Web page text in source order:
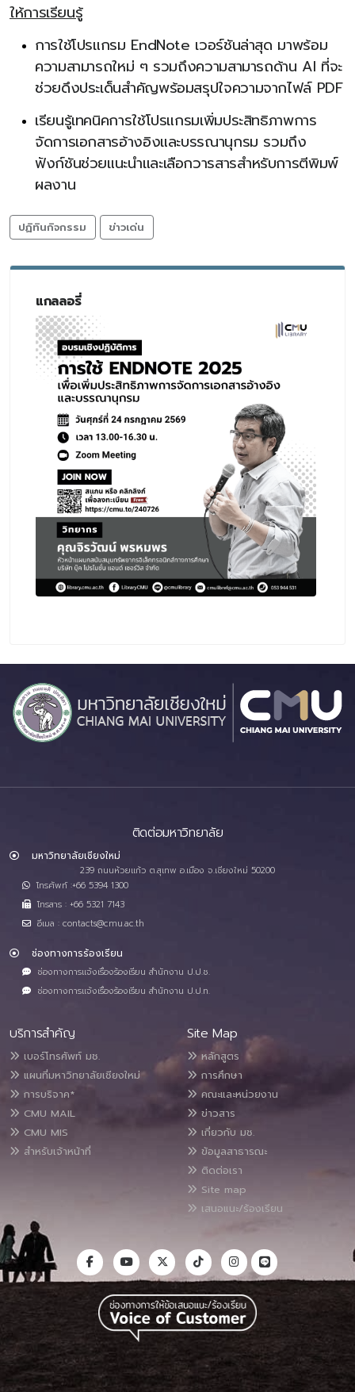
ให้การเรียนรู้
การใช้โปรแกรม EndNote เวอร์ชันล่าสุด มาพร้อม
ความสามารถใหม่ ๆ รวมถึงความสามารถด้าน AI ที่จะ
ช่วยดึงประเด็นสำคัญพร้อมสรุปใจความจากไฟล์ PDF
เรียนรู้เทคนิคการใช้โปรแกรมเพิ่มประสิทธิภาพการ
จัดการเอกสารอ้างอิงและบรรณานุกรม รวมถึง
ฟังก์ชันช่วยแนะนำและเลือกวารสารสำหรับการตีพิมพ์
ผลงาน
ปฏิทินกิจกรรม ข่าวเด่น
แกลลอรี่
ติดต่อมหาวิทยาลัย
มหาวิทยาลัยเชียงใหม่
239 ถนนห้วยแก้ว ต.สุเทพ อ.เมือง จ.เชียงใหม่ 50200
โทรศัพท์ :+66 5394 1300
โทรสาร : +66 5321 7143
อีเมล : contacts@cmu.ac.th
ช่องทางการร้องเรียน
ช่องทางการแจ้งเรื่องร้องเรียน สำนักงาน ป.ป.ช.
ช่องทางการแจ้งเรื่องร้องเรียน สำนักงาน ป.ป.ท.
บริการสำคัญ
เบอร์โทรศัพท์ มช.
แผนที่มหาวิทยาลัยเชียงใหม่
การบริจาค*
CMU MAIL
CMU MIS
สำหรับเจ้าหน้าที่
Site Map
หลักสูตร
การศึกษา
คณะและหน่วยงาน
ข่าวสาร
เกี่ยวกับ มช.
ข้อมูลสาธารณะ
ติดต่อเรา
Site map
เสนอแนะ/ร้องเรียน